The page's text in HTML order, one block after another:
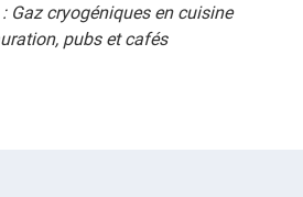
Gaz cryogéniques en cuisine
pubs et cafés